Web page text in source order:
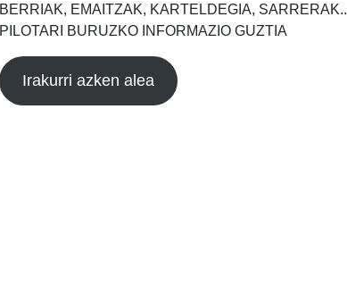
BERRIAK, EMAITZAK, KARTELDEGIA, SARRERAK..
PILOTARI BURUZKO INFORMAZIO GUZTIA
Irakurri azken alea